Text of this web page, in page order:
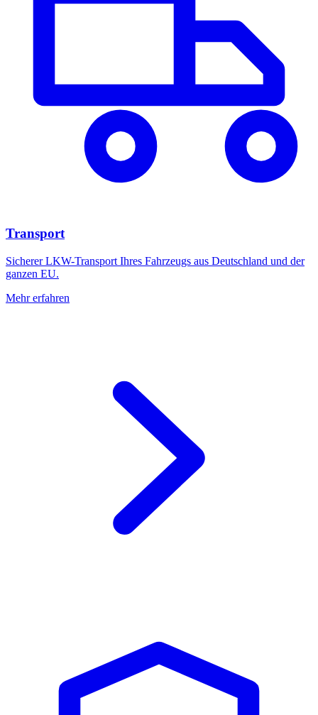
Transport
Sicherer LKW-Transport Ihres Fahrzeugs aus Deutschland und der
ganzen EU.
Mehr erfahren